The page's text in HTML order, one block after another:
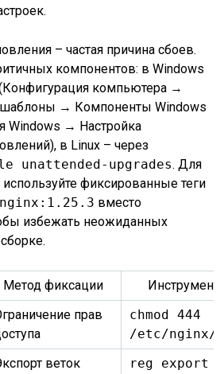
– частая причина сбоев.
компонентов: в Windows
компьютера →
→ Компоненты Windows
Windows → Настройка
в Linux – через
unattended-upgrades. Для
фиксированные теги
nginx:1.25.3 вместо
избежать неожиданных
Метод фиксации
прав
chmod 444
/etc/nginx/
веток
reg export